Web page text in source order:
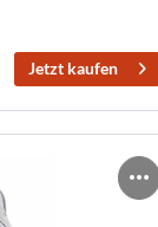
Jetzt kaufen